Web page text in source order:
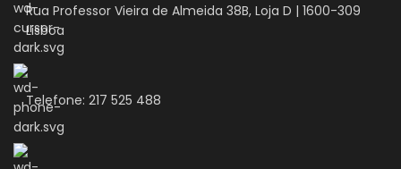
Rua Professor Vieira de Almeida 38B, Loja D | 1600-309
Lisboa
Telefone: 217 525 488